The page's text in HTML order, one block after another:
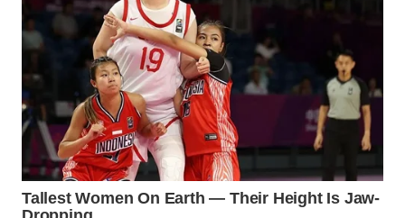
UTARA
SAMOSIR
WN
PADANG
LAWAS
WN